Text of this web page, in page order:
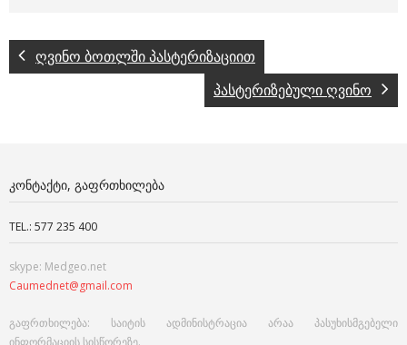
ღვინო ბოთლში პასტერიზაციით
პასტერიზებული ღვინო
ᲙᲝᲜᲢᲐᲥᲢᲘ, ᲒᲐᲤᲠᲗᲮᲘᲚᲔᲑᲐ
TEL.: 577 235 400
skype: Medgeo.net
Caumednet@gmail.com
გაფრთხილება: საიტის ადმინისტრაცია არაა პასუხისმგებელი
ინფორმაციის სისწორეზე.